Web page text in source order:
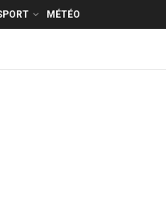
MÉTÉO